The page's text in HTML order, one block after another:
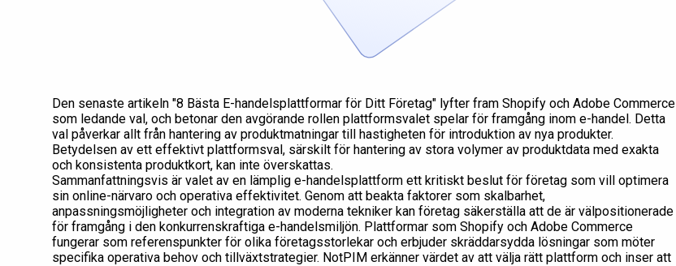
Den senaste artikeln "8 Bästa E-handelsplattformar för Ditt Företag" lyfter fram Shopify och Adobe Commerce
som ledande val, och betonar den avgörande rollen plattformsvalet spelar för framgång inom e-handel. Detta
val påverkar allt från hantering av produktmatningar till hastigheten för introduktion av nya produkter.
Betydelsen av ett effektivt plattformsval, särskilt för hantering av stora volymer av produktdata med exakta
och konsistenta produktkort, kan inte överskattas.
Sammanfattningsvis är valet av en lämplig e-handelsplattform ett kritiskt beslut för företag som vill optimera
sin online-närvaro och operativa effektivitet. Genom att beakta faktorer som skalbarhet,
anpassningsmöjligheter och integration av moderna tekniker kan företag säkerställa att de är välpositionerade
för framgång i den konkurrenskraftiga e-handelsmiljön. Plattformar som Shopify och Adobe Commerce
fungerar som referenspunkter för olika företagsstorlekar och erbjuder skräddarsydda lösningar som möter
specifika operativa behov och tillväxtstrategier. NotPIM erkänner värdet av att välja rätt plattform och inser att